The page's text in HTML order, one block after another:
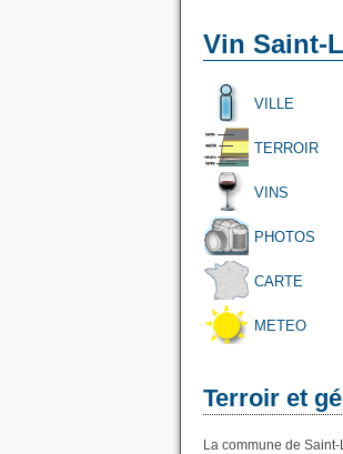
Vin Saint-
VILLE
TERROIR
VINS
PHOTOS
CARTE
METEO
Terroir et
La commune de